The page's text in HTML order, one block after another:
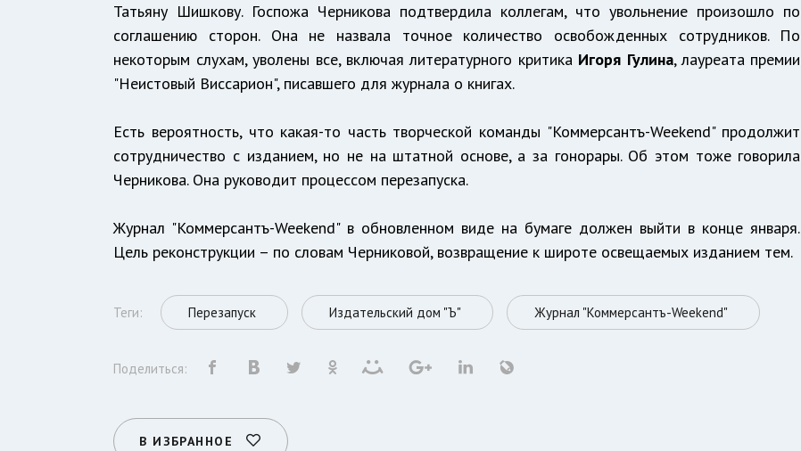
Татьяну Шишкову. Госпожа Черникова подтвердила коллегам, что увольнение произошло по
соглашению сторон. Она не назвала точное количество освобожденных сотрудников. По
некоторым слухам, уволены все, включая литературного критика Игоря Гулина, лауреата премии
"Неистовый Виссарион", писавшего для журнала о книгах.
Есть вероятность, что какая-то часть творческой команды "Коммерсантъ-Weekend" продолжит
сотрудничество с изданием, но не на штатной основе, а за гонорары. Об этом тоже говорила
Черникова. Она руководит процессом перезапуска.
Журнал "Коммерсантъ-Weekend" в обновленном виде на бумаге должен выйти в конце января.
Цель реконструкции – по словам Черниковой, возвращение к широте освещаемых изданием тем.
Теги: Перезапуск Издательский дом "Ъ" Журнал "Коммерсантъ-Weekend"
Поделиться:
В ИЗБРАННОЕ